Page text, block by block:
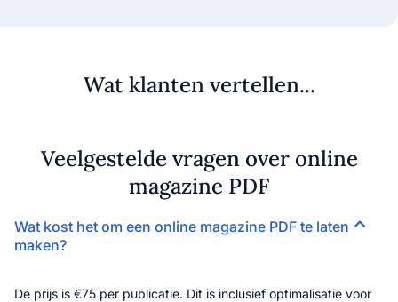
Wat klanten vertellen...
Veelgestelde vragen over online
magazine PDF
Wat kost het om een online magazine PDF te laten
maken?
De prijs is €75 per publicatie. Dit is inclusief optimalisatie voor